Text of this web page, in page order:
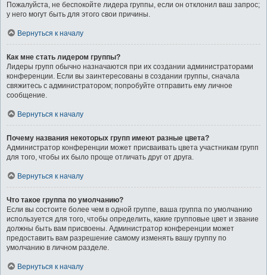
Пожалуйста, не беспокойте лидера группы, если он отклонил ваш запрос;
у него могут быть для этого свои причины.
Вернуться к началу
Как мне стать лидером группы?
Лидеры групп обычно назначаются при их создании администраторами
конференции. Если вы заинтересованы в создании группы, сначала
свяжитесь с администратором; попробуйте отправить ему личное
сообщение.
Вернуться к началу
Почему названия некоторых групп имеют разные цвета?
Администратор конференции может присваивать цвета участникам групп
для того, чтобы их было проще отличать друг от друга.
Вернуться к началу
Что такое группа по умолчанию?
Если вы состоите более чем в одной группе, ваша группа по умолчанию
используется для того, чтобы определить, какие групповые цвет и звание
должны быть вам присвоены. Администратор конференции может
предоставить вам разрешение самому изменять вашу группу по
умолчанию в личном разделе.
Вернуться к началу